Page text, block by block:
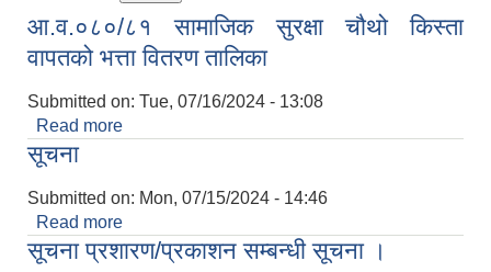
आ.व.०८०/८१ सामाजिक सुरक्षा चौथो किस्ता
वापतको भत्ता वितरण तालिका
Submitted on: Tue, 07/16/2024 - 13:08
Read more
सूचना
Submitted on: Mon, 07/15/2024 - 14:46
Read more
सूचना प्रशारण/प्रकाशन सम्बन्धी सूचना ।